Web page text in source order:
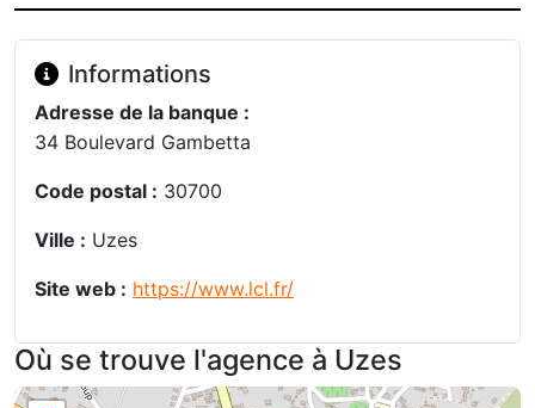
Informations
Adresse de la banque :
34 Boulevard Gambetta
Code postal : 30700
Ville : Uzes
Site web : https://www.lcl.fr/
Où se trouve l'agence à Uzes